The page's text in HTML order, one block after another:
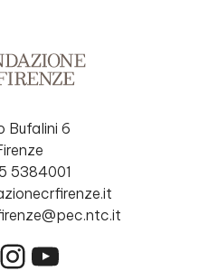
Bufalini 6
5384001
Instagram
YouTube